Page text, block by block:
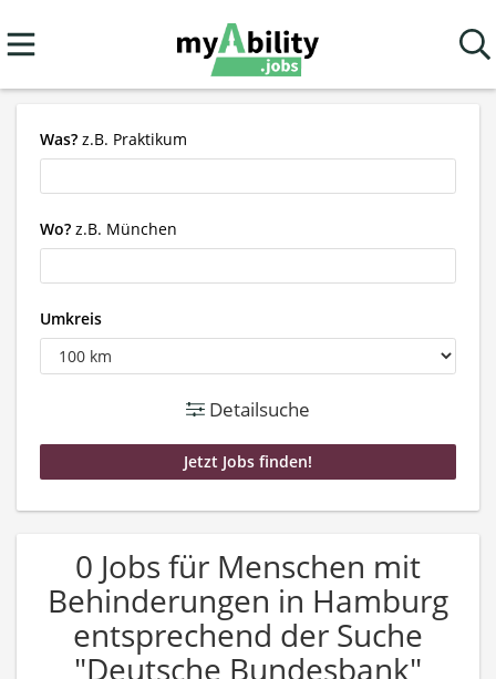
Was? z.B. Praktikum
Wo? z.B. München
Umkreis
Detailsuche
0 Jobs für Menschen mit
Behinderungen in Hamburg
entsprechend der Suche
"Deutsche Bundesbank"